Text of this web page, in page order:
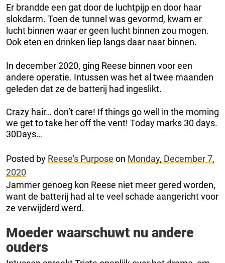
Er brandde een gat door de luchtpijp en door haar
slokdarm. Toen de tunnel was gevormd, kwam er
lucht binnen waar er geen lucht binnen zou mogen.
Ook eten en drinken liep langs daar naar binnen.
In december 2020, ging Reese binnen voor een
andere operatie. Intussen was het al twee maanden
geleden dat ze de batterij had ingeslikt.
Crazy hair… don’t care! If things go well in the morning
we get to take her off the vent! Today marks 30 days.
30Days…
Posted by Reese's Purpose on Monday, December 7,
2020
Jammer genoeg kon Reese niet meer gered worden,
want de batterij had al te veel schade aangericht voor
ze verwijderd werd.
Moeder waarschuwt nu andere
ouders